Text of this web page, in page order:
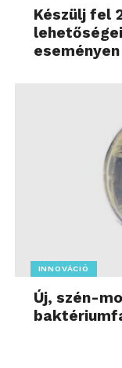
Készülj fel
eseményen
INNOVÁCIÓ
Új, szén-